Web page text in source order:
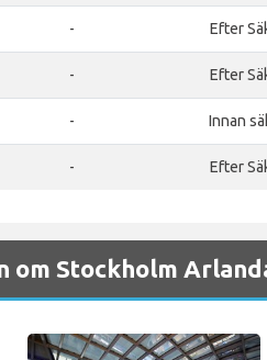
- Efter
- Efter
- Innan
- Efter
om Stockholm